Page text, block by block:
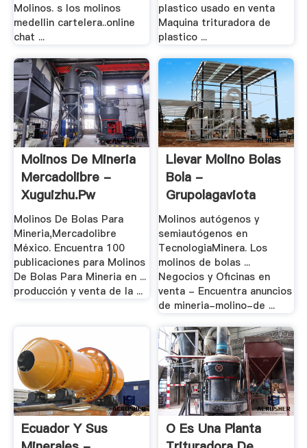
Molinos. s los molinos
medellin cartelera..online
chat ...
plastico usado en venta
Maquina trituradora de
plastico ...
Molinos De Mineria
Mercadolibre -
Xuguizhu.pw
Molinos De Bolas Para
Mineria,Mercadolibre
México. Encuentra 100
publicaciones para Molinos
De Bolas Para Mineria en ...
producción y venta de la ...
Llevar Molino Bolas
Bola -
Grupolagaviota
Molinos autógenos y
semiautógenos en
TecnologiaMinera. Los
molinos de bolas ...
Negocios y Oficinas en
venta - Encuentra anuncios
de mineria-molino-de ...
Ecuador Y Sus
O Es Una Planta